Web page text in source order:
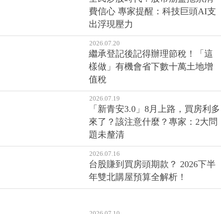
出浮現壓力
2026.07.20
繼承登記後記得辦理節稅！「這
樣做」有機會省下數十萬土地增
值稅
「新青安3.0」8月上路，買房利多
來了？該注意什麼？專家：2大問
題未釐清
台股賺到買房頭期款？ 2026下半
年雙北購屋預算全解析！
凶宅查得到嗎？什麼樣的情況才